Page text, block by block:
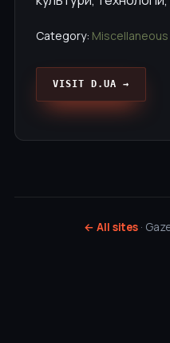
Category:
VISIT D.UA →
← All sites ·